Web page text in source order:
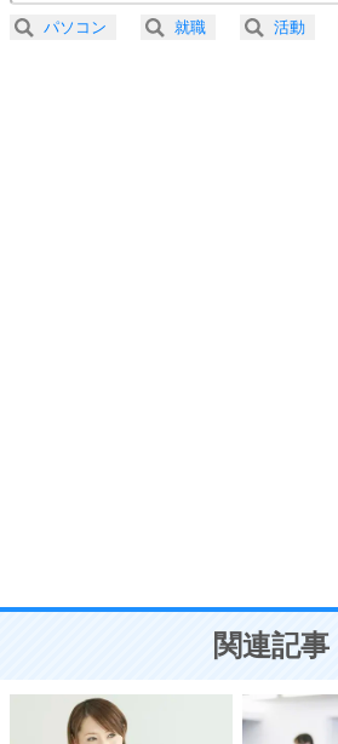
ことが大切。
2.5倍速 （188KB 47秒）
3.0倍速 （157KB 39秒）
パソコン 就職 活動
関連記事